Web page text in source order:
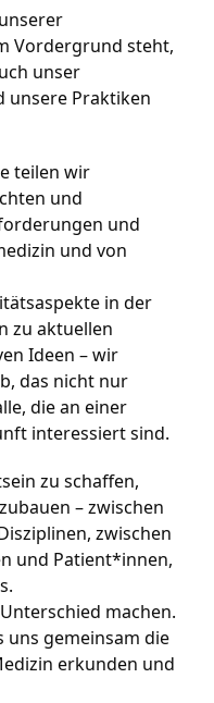
Vordergrund steht,
unser
unsere Praktiken
teilen wir
und
und
und von
in der
zu aktuellen
Ideen – wir
das nicht nur
die an einer
interessiert sind.
zu schaffen,
– zwischen
zwischen
und Patient*innen,
machen.
uns gemeinsam die
erkunden und